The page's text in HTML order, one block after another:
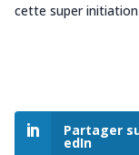
cette super
Partager
edIn